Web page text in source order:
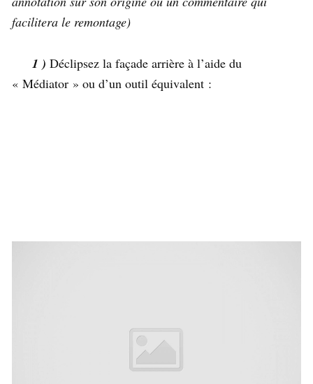
facilitera le remontage)
1 ) Déclipsez la façade arrière à l’aide du
« Médiator » ou d’un outil équivalent :